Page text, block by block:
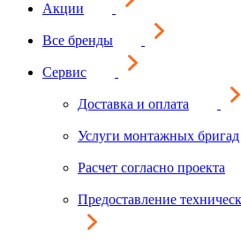
Акции
Все бренды
Сервис
Доставка и оплата
Услуги монтажных бригад
Расчет согласно проекта
Предоставление